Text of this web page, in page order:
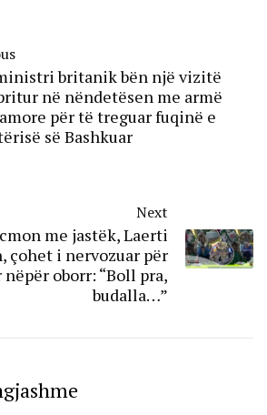
britanik bën një vizitë
në nëndetësen me armë
për të treguar fuqinë e
së Bashkuar
Next
me jastëk, Laerti
çohet i nervozuar për
oborr: “Boll pra,
budalla…”